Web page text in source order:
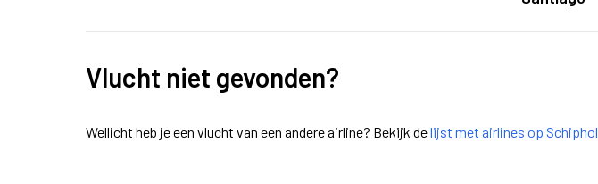
Vlucht niet gevonden?
Wellicht heb je een vlucht van een andere airline? Bekijk delijst met airlines op Schiphol